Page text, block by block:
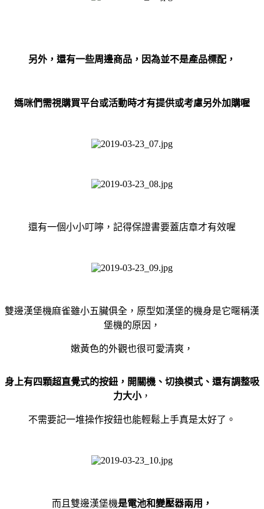
另外，還有一些周邊商品，因為並不是產品標配，
媽咪們需視購買平台或活動時才有提供或考慮另外加購喔
還有一個小小叮嚀，記得保證書要蓋店章才有效喔
雙邊漢堡機麻雀雖小五臟俱全，原型如漢堡的機身是它暱稱漢
堡機的原因，
嫩黃色的外觀也很可愛清爽，
身上有四顆超直覺式的按鈕，開關機、切換模式、還有調整吸
力大小，
不需要記一堆操作按鈕也能輕鬆上手真是太好了。
而且雙邊漢堡機是電池和變壓器兩用，